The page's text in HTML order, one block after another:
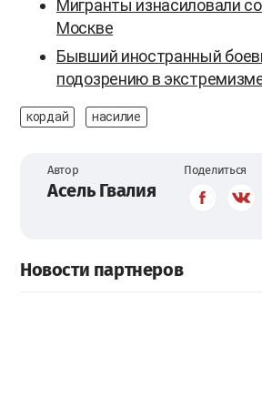
Мигранты изнасиловали
Москве
Бывший иностранный
подозрению в
кордай насилие
Автор
Асель Гвалия
Поделиться
Новости партнеров